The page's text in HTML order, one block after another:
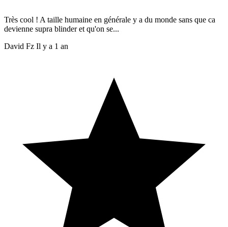
Très cool ! A taille humaine en générale y a du monde sans que ca
devienne supra blinder et qu'on se...
David Fz Il y a 1 an